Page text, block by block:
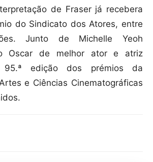
de Fraser já recebera
do Sindicato dos Atores, entre
Junto de Michelle Yeoh
Oscar de melhor ator e atriz
95.ª edição dos prémios da
e Ciências Cinematográficas